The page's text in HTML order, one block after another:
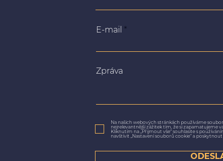
E-mail
Zpráva
Na našich webových stránkách používáme
nejrelevantnější zážitek tím, že si zapamatujeme
Kliknutím na „Přijmout vše“ souhlasíte s
navštívit „Nastavení souborů cookie“ a